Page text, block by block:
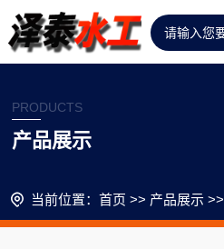
PRODUCTS
产品展示
当前位置： 首页 >> 产品展示 >>